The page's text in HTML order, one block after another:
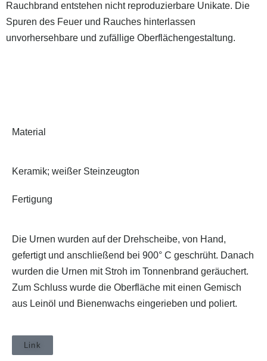
Rauchbrand entstehen nicht reproduzierbare Unikate. Die
Spuren des Feuer und Rauches hinterlassen
unvorhersehbare und zufällige Oberflächengestaltung.
Material
Keramik; weißer Steinzeugton
Fertigung
Die Urnen wurden auf der Drehscheibe, von Hand,
gefertigt und anschließend bei 900° C geschrüht. Danach
wurden die Urnen mit Stroh im Tonnenbrand geräuchert.
Zum Schluss wurde die Oberfläche mit einen Gemisch
aus Leinöl und Bienenwachs eingerieben und poliert.
Link